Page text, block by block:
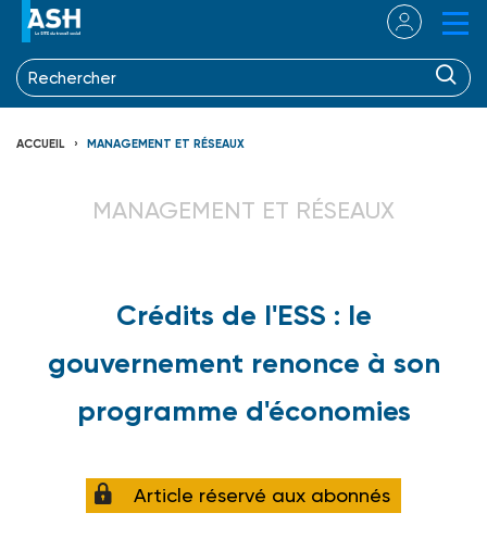
ACCUEIL MANAGEMENT ET RÉSEAUX
MANAGEMENT ET RÉSEAUX
Crédits de l'ESS : le
gouvernement renonce à son
programme d'économies
Article réservé aux abonnés